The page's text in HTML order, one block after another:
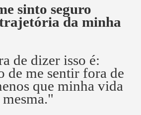
sinto seguro
da minha
de dizer isso é:
de me sentir fora de
que minha vida